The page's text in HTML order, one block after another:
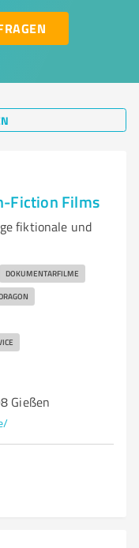
Fiction Films
fiktionale und
DOKUMENTARFILME
Gießen